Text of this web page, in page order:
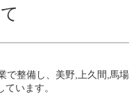
で整備し、美野,上久間,馬場
います。